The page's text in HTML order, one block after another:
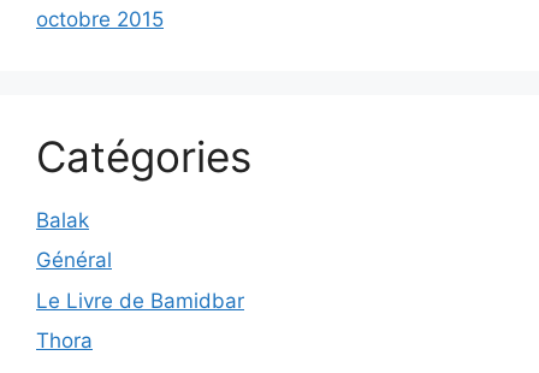
octobre 2015
Catégories
Balak
Général
Le Livre de Bamidbar
Thora